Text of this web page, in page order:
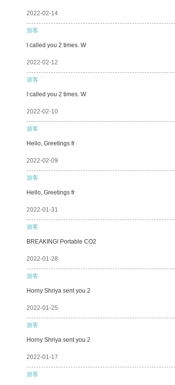
2022-02-14
游客
I called you 2 times. W
2022-02-12
游客
I called you 2 times. W
2022-02-10
游客
Hello, Greetings fr
2022-02-09
游客
Hello, Greetings fr
2022-01-31
游客
BREAKING! Portable CO2
2022-01-28
游客
Horny Shriya sent you 2
2022-01-25
游客
Horny Shriya sent you 2
2022-01-17
游客